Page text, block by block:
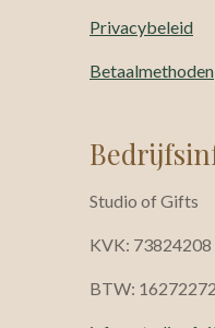
Privacybeleid
Betaalmethoden
Studio of Gifts
KVK: 73824208
BTW: